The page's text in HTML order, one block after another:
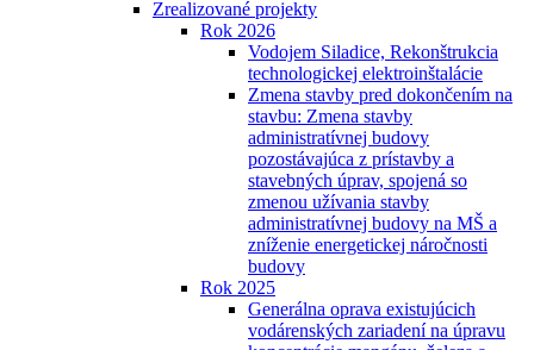
Zrealizované projekty
Rok 2026
Vodojem Siladice, Rekonštrukcia
technologickej elektroinštalácie
Zmena stavby pred dokončením na
stavbu: Zmena stavby
administratívnej budovy
pozostávajúca z prístavby a
stavebných úprav, spojená so
zmenou užívania stavby
administratívnej budovy na MŠ a
zníženie energetickej náročnosti
budovy
Rok 2025
Generálna oprava existujúcich
vodárenských zariadení na úpravu